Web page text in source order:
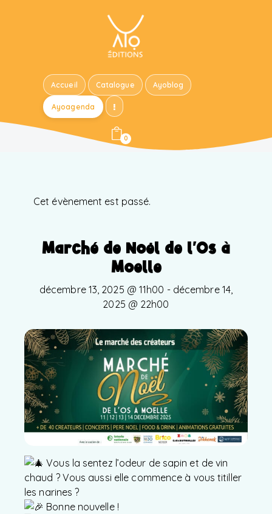
Accueil Catalogue Ayoblog
Ayoagenda
0
Cet évènement est passé.
Marché de Noël de l’Os à
Moelle
décembre 13, 2025 @ 11h00 - décembre 14,
2025 @ 22h00
Vous la sentez l’odeur de sapin et de vin
chaud ? Vous aussi elle commence à vous titiller
les narines ?
Bonne nouvelle !